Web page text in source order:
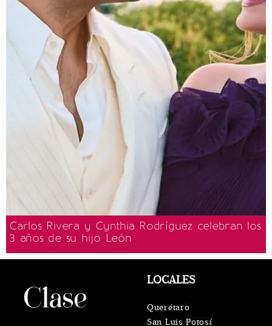
Carlos Rivera y Cynthia Rodríguez celebran los
3 años de su hijo León
LOCALES
Querétaro
San Luis Potosí